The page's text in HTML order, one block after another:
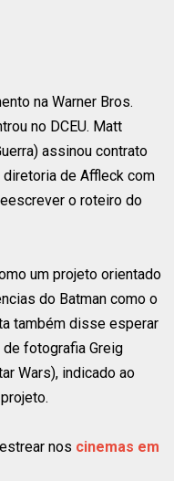
na Warner Bros.
no DCEU. Matt
assinou contrato
de Affleck com
o roteiro do
um projeto orientado
do Batman como o
também disse esperar
fotografia Greig
Wars), indicado ao
nos cinemas em